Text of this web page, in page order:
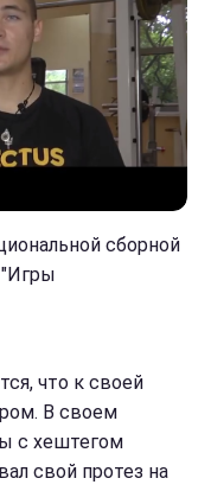
сборной
"Игры
что к своей
В своем
с хештегом
свой протез на